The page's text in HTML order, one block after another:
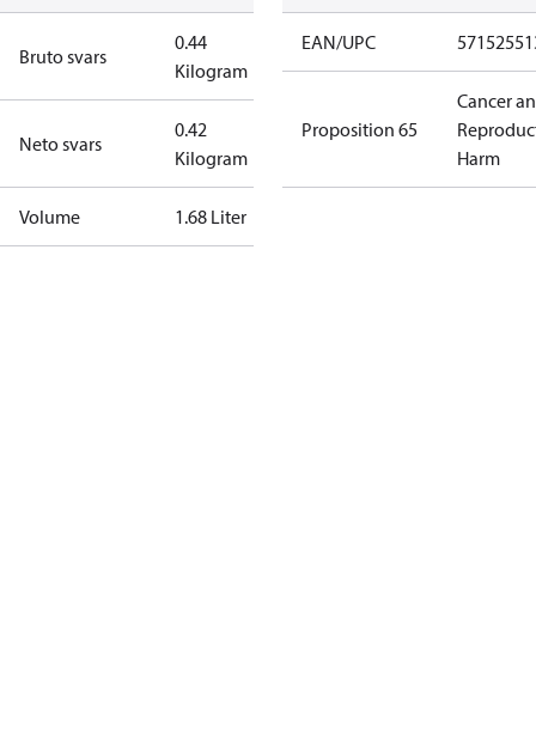
Bruto svars
0.44
Kilogram
Neto svars
0.42
Kilogram
Volume 1.68 Liter
EAN/UPC
Proposition 65
Cancer
Harm